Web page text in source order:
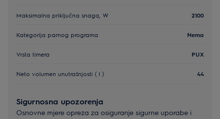
Maksimalna priključna snaga, W 2100
Kategorija parnog programa Nema
Vrsta timera PUX
Neto volumen unutrašnjosti ( l ) 44
Sigurnosna upozorenja
Osnovne mjere opreza za osiguranje sigurne uporabe i